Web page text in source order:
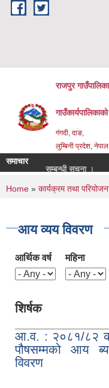
Skip to main content
राजपुर गाउँपालिका
गंगदी, दाङ,
लुम्बिनी प्रदेश, नेपाल
समाचार
सुचिकृत हुने सम्बन्धी सूचना ।
You are here
Home » कार्यक्रम तथा
आय व्यय विवरण
आर्थिक वर्ष महिना
शिर्षक
आ.व. : २०८१/८२
पौषसम्मको आय
विवरण